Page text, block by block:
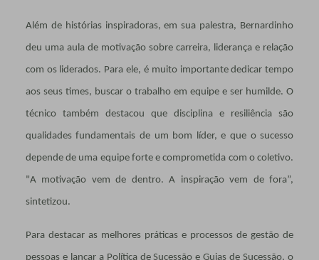
Além de histórias inspiradoras, em sua palestra, Bernardinho
deu uma aula de motivação sobre carreira, liderança e relação
com os liderados. Para ele, é muito importante dedicar tempo
aos seus times, buscar o trabalho em equipe e ser humilde. O
técnico também destacou que disciplina e resiliência são
qualidades fundamentais de um bom líder, e que o sucesso
depende de uma equipe forte e comprometida com o coletivo.
"A motivação vem de dentro. A inspiração vem de fora”,
sintetizou.
Para destacar as melhores práticas e processos de gestão de
pessoas e lançar a Política de Sucessão e Guias de Sucessão, o